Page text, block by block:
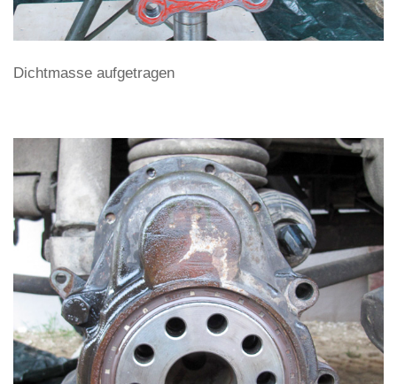
Dichtmasse aufgetragen